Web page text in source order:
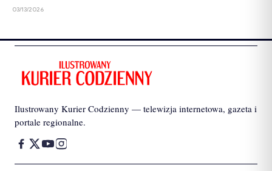
03/13/2026
Ilustrowany Kurier Codzienny — telewizja internetowa, gazeta i
portale regionalne.